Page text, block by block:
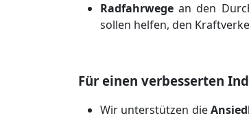
Radfahrwegean den
sollen helfen, den
Für einen verbesserten
Wir unterstützen die